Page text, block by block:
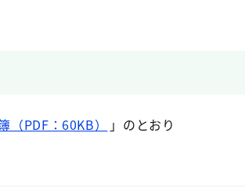
（PDF：60KB） 」のとおり